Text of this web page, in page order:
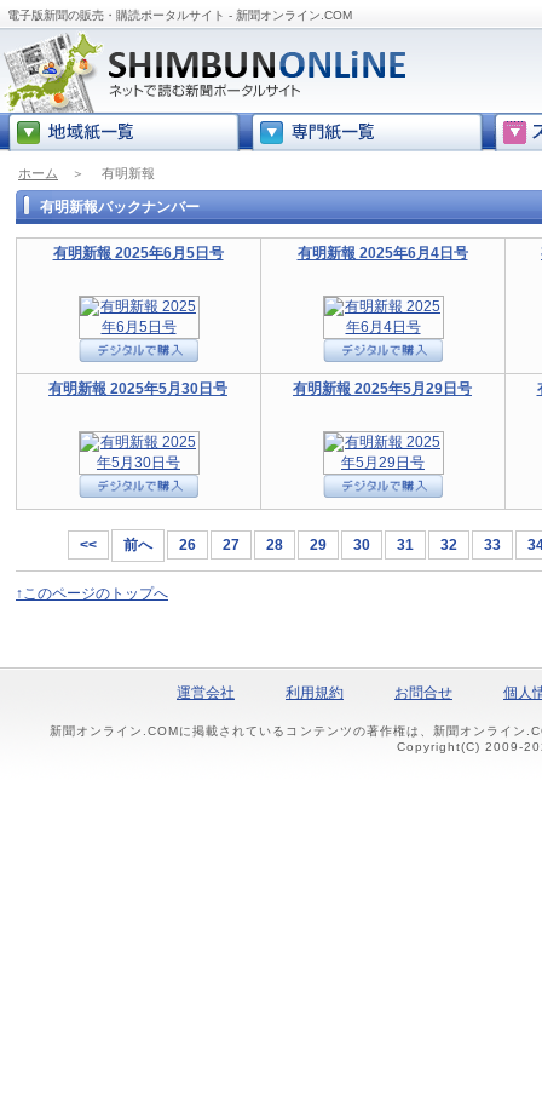
電子版新聞の販売・購読ポータルサイト - 新聞オンライン.COM
ホーム ＞ 有明新報
有明新報バックナンバー
有明新報 2025年6月5日号 有明新報 2025年6月4日号
有明新報 2025年5月30日号 有明新報 2025年5月29日号
<< 前へ 26 27 28 29 30 31 32 33
↑このページのトップへ
運営会社 利用規約 お問合せ 個人
新聞オンライン.COMに掲載されているコンテンツの著作権は、新聞オンライン
Copyright(C) 2009-